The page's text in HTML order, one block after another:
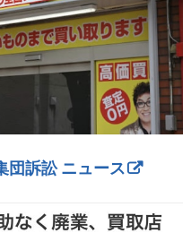
団訴訟 ニュース